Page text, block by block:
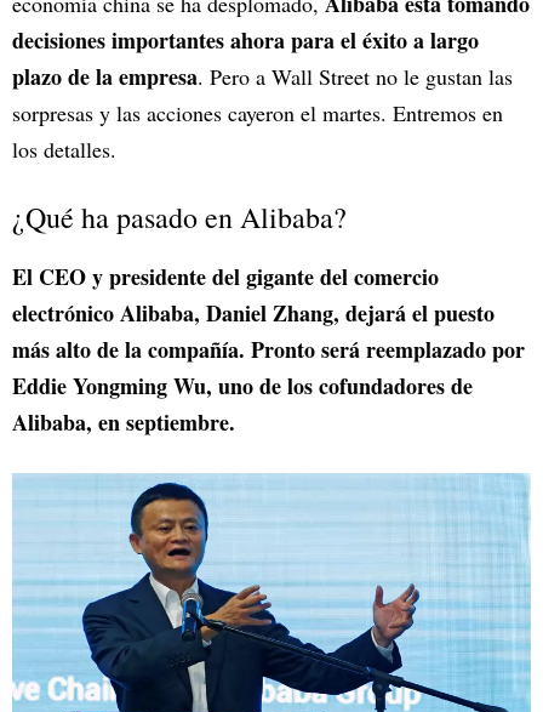
decisiones importantes ahora para el éxito a largo
plazo de la empresa. Pero a Wall Street no le gustan las
sorpresas y las acciones cayeron el martes. Entremos en
los detalles.
¿Qué ha pasado en Alibaba?
El CEO y presidente del gigante del comercio
electrónico Alibaba, Daniel Zhang, dejará el puesto
más alto de la compañía. Pronto será reemplazado por
Eddie Yongming Wu, uno de los cofundadores de
Alibaba, en septiembre.